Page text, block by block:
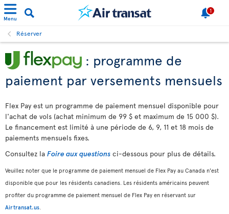
Menu
1
Réserver
: programme de
paiement par versements mensuels
Flex Pay est un programme de paiement mensuel disponible pour
l'achat de vols (achat minimum de 99 $ et maximum de 15 000 $).
Le financement est limité à une période de 6, 9, 11 et 18 mois de
paiements mensuels fixes.
Consultez la Foire aux questions ci-dessous pour plus de détails.
Veuillez noter que le programme de paiement mensuel de Flex Pay au Canada n'est
disponible que pour les résidents canadiens. Les résidents américains peuvent
profiter du programme de paiement mensuel de Flex Pay en réservant sur
Airtransat.us.